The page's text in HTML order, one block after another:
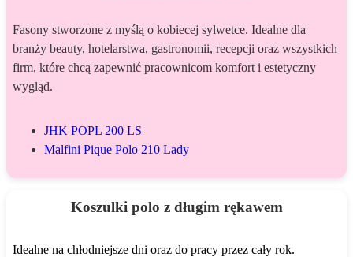
Fasony stworzone z myślą o kobiecej sylwetce. Idealne dla
branży beauty, hotelarstwa, gastronomii, recepcji oraz wszystkich
firm, które chcą zapewnić pracownicom komfort i estetyczny
wygląd.
JHK POPL 200 LS
Malfini Pique Polo 210 Lady
Koszulki polo z długim rękawem
Idealne na chłodniejsze dni oraz do pracy przez cały rok.